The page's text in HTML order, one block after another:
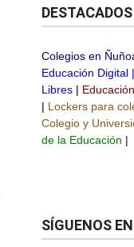
DESTACADOS
Colegios en
Educación Digital |
Libres |
| Lockers para
Colegio y
de la Educación |
SÍGUENOS